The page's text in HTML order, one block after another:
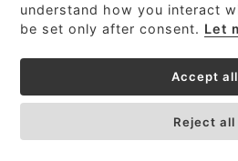
První nano-elektro-mechanický
understand how you interact
be set only after consent. Let
Accept all
Reject all